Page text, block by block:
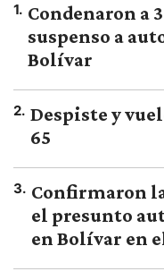
1. Condenaron a
suspenso a
Bolívar
2. Despiste y
65
3. Confirmaron
el presunto
en Bolívar en